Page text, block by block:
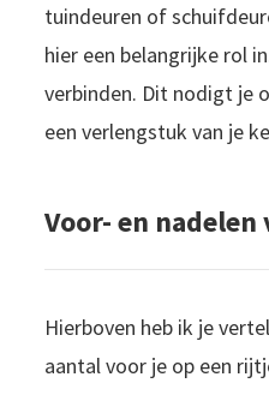
tuindeuren of
hier een belangrijke rol
verbinden. Dit nodigt je
een verlengstuk van je
Voor- en
Hierboven heb ik je
aantal voor je op een